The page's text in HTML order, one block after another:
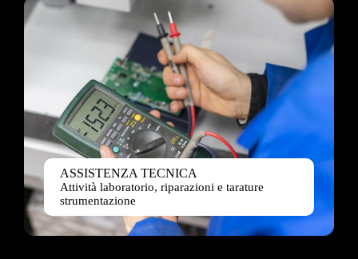
ASSISTENZA TECNICA
Attività laboratorio, riparazioni e tarature
strumentazione